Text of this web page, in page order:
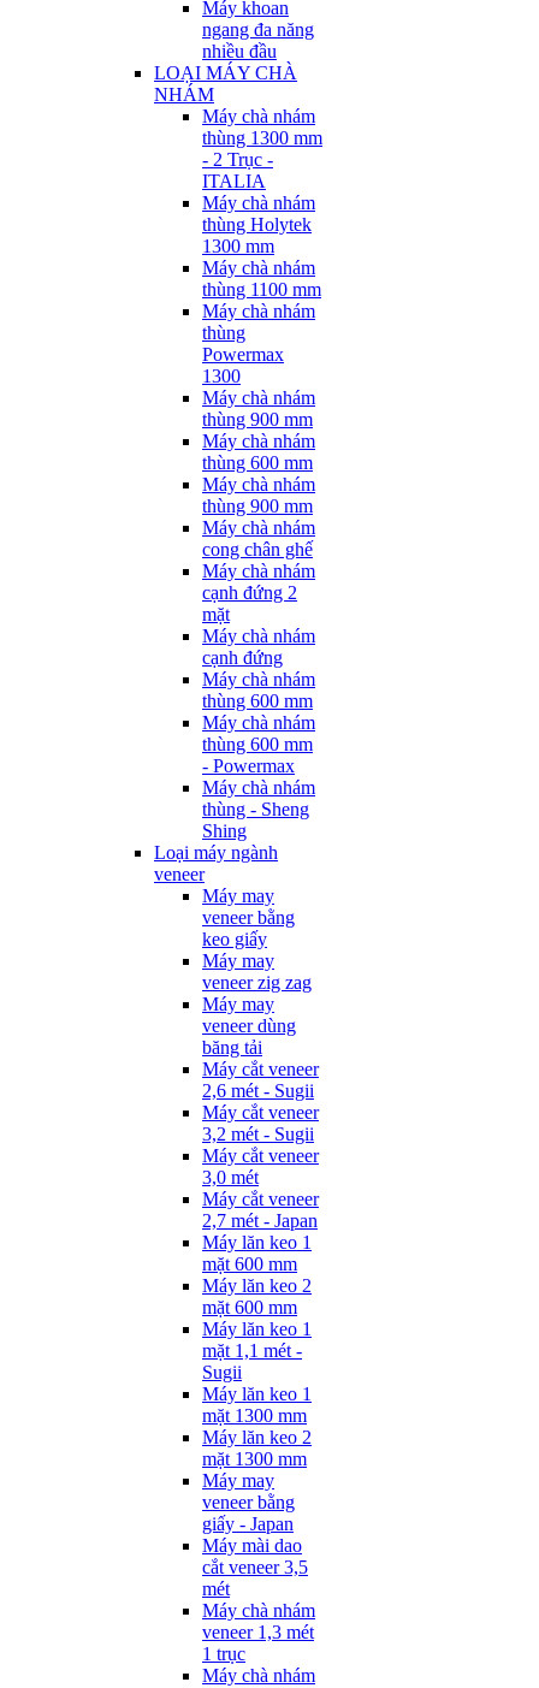
Máy khoan
ngang đa năng
nhiều đầu
LOẠI MÁY CHÀ
NHÁM
Máy chà nhám
thùng 1300 mm
- 2 Trục -
ITALIA
Máy chà nhám
thùng Holytek
1300 mm
Máy chà nhám
thùng 1100 mm
Máy chà nhám
thùng
Powermax
1300
Máy chà nhám
thùng 900 mm
Máy chà nhám
thùng 600 mm
Máy chà nhám
thùng 900 mm
Máy chà nhám
cong chân ghế
Máy chà nhám
cạnh đứng 2
mặt
Máy chà nhám
cạnh đứng
Máy chà nhám
thùng 600 mm
Máy chà nhám
thùng 600 mm
- Powermax
Máy chà nhám
thùng - Sheng
Shing
Loại máy ngành
veneer
Máy may
veneer bằng
keo giấy
Máy may
veneer zig zag
Máy may
veneer dùng
băng tải
Máy cắt veneer
2,6 mét - Sugii
Máy cắt veneer
3,2 mét - Sugii
Máy cắt veneer
3,0 mét
Máy cắt veneer
2,7 mét - Japan
Máy lăn keo 1
mặt 600 mm
Máy lăn keo 2
mặt 600 mm
Máy lăn keo 1
mặt 1,1 mét -
Sugii
Máy lăn keo 1
mặt 1300 mm
Máy lăn keo 2
mặt 1300 mm
Máy may
veneer bằng
giấy - Japan
Máy mài dao
cắt veneer 3,5
mét
Máy chà nhám
veneer 1,3 mét
1 trục
Máy chà nhám